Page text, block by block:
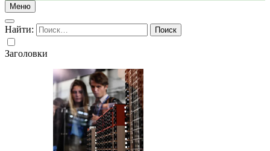
Меню
Найти:
Заголовки